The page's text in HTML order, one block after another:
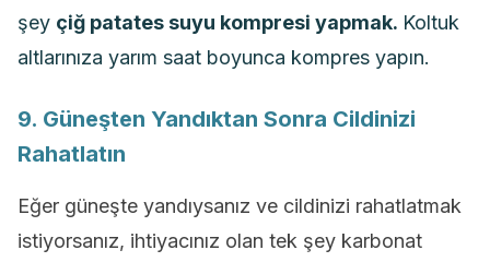
şey çiğ patates suyu kompresi yapmak. Koltuk
altlarınıza yarım saat boyunca kompres yapın.
9. Güneşten Yandıktan Sonra Cildinizi
Rahatlatın
Eğer güneşte yandıysanız ve cildinizi rahatlatmak
istiyorsanız, ihtiyacınız olan tek şey karbonat